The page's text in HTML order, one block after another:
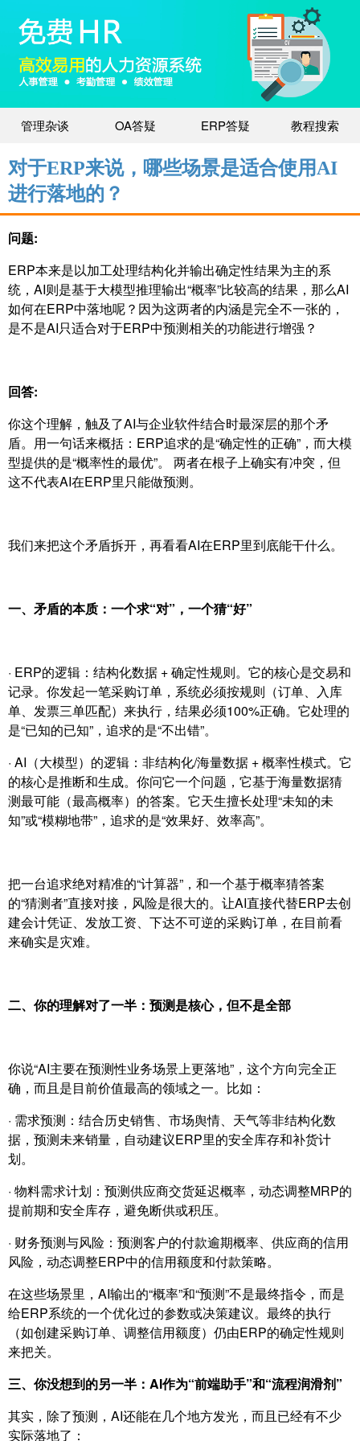
管理杂谈 OA答疑 ERP答疑 教程搜索
对于ERP来说，哪些场景是适合使用AI
进行落地的？
问题:
ERP本来是以加工处理结构化并输出确定性结果为主的系
统，AI则是基于大模型推理输出“概率”比较高的结果，那么AI
如何在ERP中落地呢？因为这两者的内涵是完全不一张的，
是不是AI只适合对于ERP中预测相关的功能进行增强？
回答:
你这个理解，触及了AI与企业软件结合时最深层的那个矛
盾。用一句话来概括：ERP追求的是“确定性的正确”，而大模
型提供的是“概率性的最优”。 两者在根子上确实有冲突，但
这不代表AI在ERP里只能做预测。
我们来把这个矛盾拆开，再看看AI在ERP里到底能干什么。
一、矛盾的本质：一个求“对”，一个猜“好”
· ERP的逻辑：结构化数据 + 确定性规则。它的核心是交易和
记录。你发起一笔采购订单，系统必须按规则（订单、入库
单、发票三单匹配）来执行，结果必须100%正确。它处理的
是“已知的已知”，追求的是“不出错”。
· AI（大模型）的逻辑：非结构化/海量数据 + 概率性模式。它
的核心是推断和生成。你问它一个问题，它基于海量数据猜
测最可能（最高概率）的答案。它天生擅长处理“未知的未
知”或“模糊地带”，追求的是“效果好、效率高”。
把一台追求绝对精准的“计算器”，和一个基于概率猜答案
的“猜测者”直接对接，风险是很大的。让AI直接代替ERP去创
建会计凭证、发放工资、下达不可逆的采购订单，在目前看
来确实是灾难。
二、你的理解对了一半：预测是核心，但不是全部
你说“AI主要在预测性业务场景上更落地”，这个方向完全正
确，而且是目前价值最高的领域之一。比如：
· 需求预测：结合历史销售、市场舆情、天气等非结构化数
据，预测未来销量，自动建议ERP里的安全库存和补货计
划。
· 物料需求计划：预测供应商交货延迟概率，动态调整MRP的
提前期和安全库存，避免断供或积压。
· 财务预测与风险：预测客户的付款逾期概率、供应商的信用
风险，动态调整ERP中的信用额度和付款策略。
在这些场景里，AI输出的“概率”和“预测”不是最终指令，而是
给ERP系统的一个优化过的参数或决策建议。最终的执行
（如创建采购订单、调整信用额度）仍由ERP的确定性规则
来把关。
三、你没想到的另一半：AI作为“前端助手”和“流程润滑剂”
其实，除了预测，AI还能在几个地方发光，而且已经有不少
实际落地了：